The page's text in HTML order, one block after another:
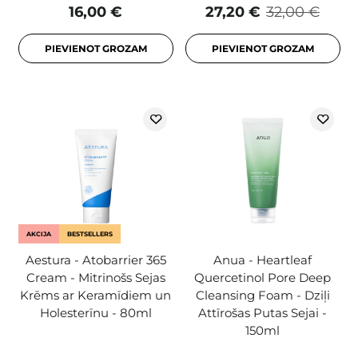
16,00 €
PIEVIENOT GROZAM
32,00 €
27,20 €
PIEVIENOT GROZAM
AKCIJA BESTSELLERS
Aestura - Atobarrier 365
Cream - Mitrinošs Sejas
Krēms ar Keramīdiem un
Holesterīnu - 80ml
Anua - Heartleaf
Quercetinol Pore Deep
Cleansing Foam - Dziļi
Attīrošas Putas Sejai -
150ml